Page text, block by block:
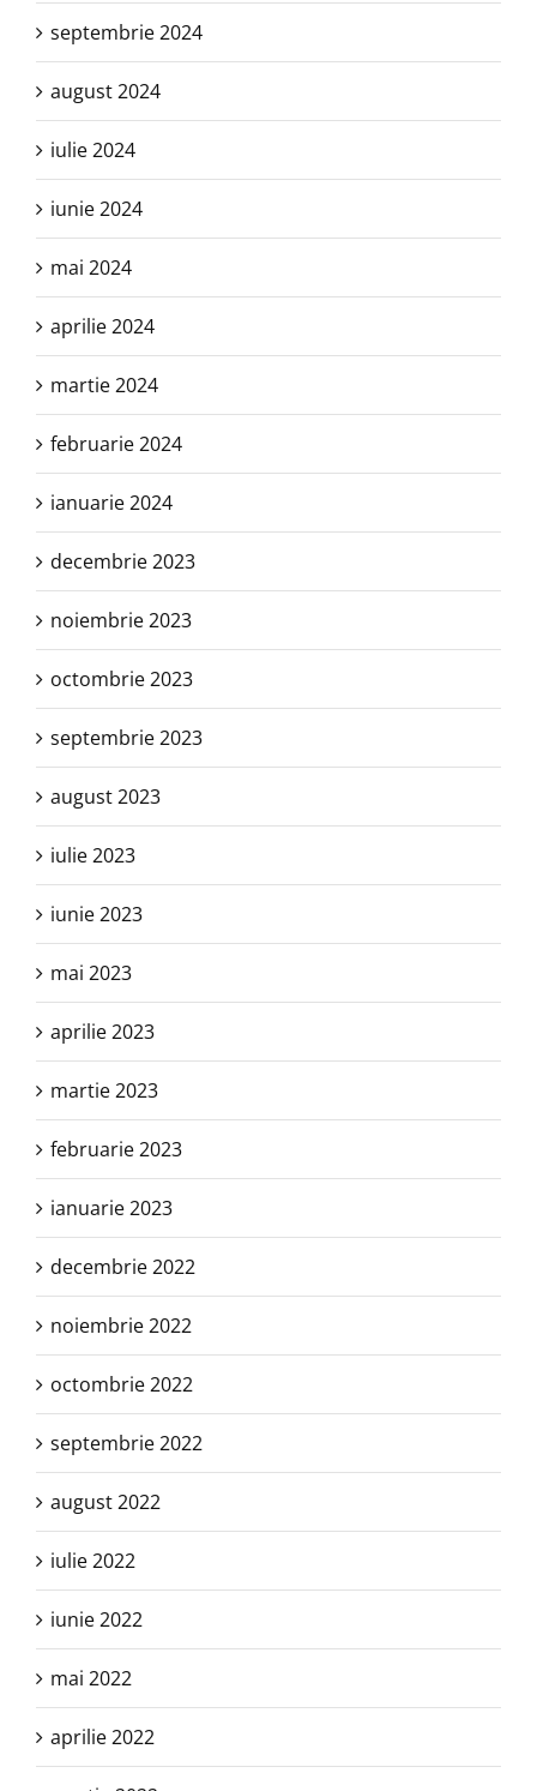
septembrie 2024
august 2024
iulie 2024
iunie 2024
mai 2024
aprilie 2024
martie 2024
februarie 2024
ianuarie 2024
decembrie 2023
noiembrie 2023
octombrie 2023
septembrie 2023
august 2023
iulie 2023
iunie 2023
mai 2023
aprilie 2023
martie 2023
februarie 2023
ianuarie 2023
decembrie 2022
noiembrie 2022
octombrie 2022
septembrie 2022
august 2022
iulie 2022
iunie 2022
mai 2022
aprilie 2022